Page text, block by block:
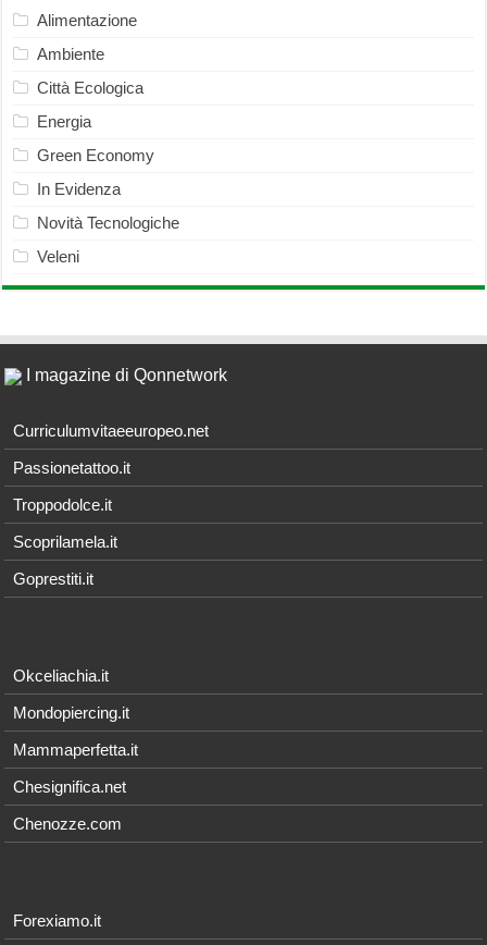
Alimentazione
Ambiente
Città Ecologica
Energia
Green Economy
In Evidenza
Novità Tecnologiche
Veleni
I magazine di Qonnetwork
Curriculumvitaeeuropeo.net
Passionetattoo.it
Troppodolce.it
Scoprilamela.it
Goprestiti.it
Okceliachia.it
Mondopiercing.it
Mammaperfetta.it
Chesignifica.net
Chenozze.com
Forexiamo.it